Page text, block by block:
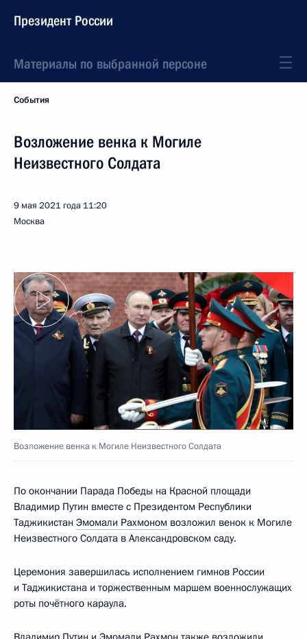
Президент России
Материалы по выбранной персоне
События
Возложение венка к Могиле
Неизвестного Солдата
9 мая 2021 года 11:20
Москва
Возложение венка к Могиле Неизвестного Солдата
По окончании Парада Победы на Красной площади
Владимир Путин вместе с Президентом Республики
Таджикистан Эмомали Рахмоном возложил венок к Могиле
Неизвестного Солдата в Александровском саду.
Церемония завершилась исполнением гимнов России
и Таджикистана и торжественным маршем военнослужащих
роты почётного караула.